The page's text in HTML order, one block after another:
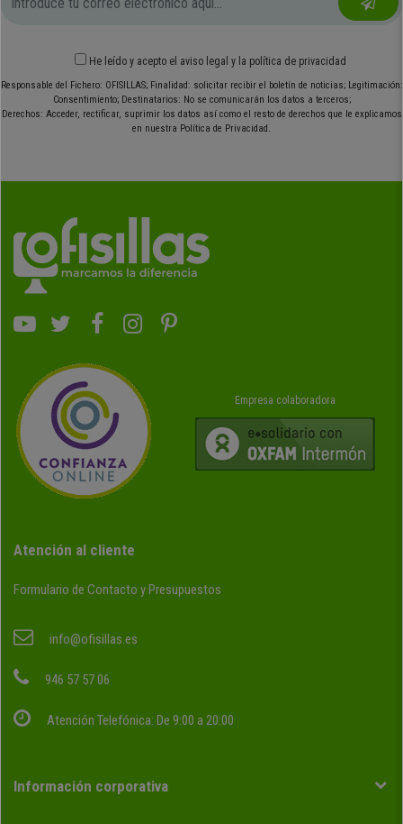
He leído y acepto el aviso legal y la política de privacidad
Responsable del Fichero: OFISILLAS; Finalidad: solicitar recibir el boletín de noticias; Legitimación:
Consentimiento; Destinatarios: No se comunicarán los datos a terceros;
Derechos: Acceder, rectificar, suprimir los datos así como el resto de derechos que le explicamos
en nuestra Política de Privacidad.
Empresa colaboradora
Atención al cliente
Formulario de Contacto y Presupuestos
info@ofisillas.es
946 57 57 06
Atención Telefónica: De 9:00 a 20:00
Información corporativa